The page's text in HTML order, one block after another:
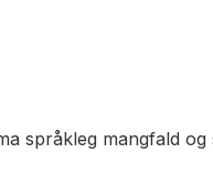
språkleg mangfald og